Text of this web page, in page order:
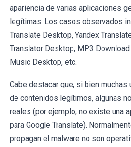
apariencia de varias aplicaciones
legítimas. Los casos observados
Translate Desktop, Yandex
Translator Desktop, MP3 Download
Music Desktop, etc.
Cabe destacar que, si bien
de contenidos legítimos, algunas
reales (por ejemplo, no existe una
para Google Translate).
propagan el malware no son